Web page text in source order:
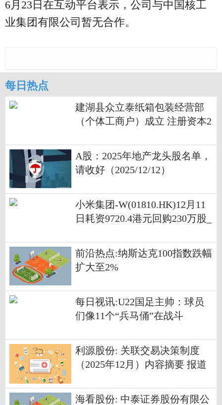
6月23日在互动平台表示，公司与中国核工
业集团有限公司暂无合作。
每日热点
建湖县众立泰纸箱包装经营部
（个体工商户）成立 注册资本2
A股：2025年地产龙头股名单，
请收好（2025/12/12）
小米集团-W(01810.HK)12月11
日耗资9720.4港元回购230万股_
前沿热点:纳斯达克100指数跌幅
扩大至2%
每日视讯:U22国足主帅：球员
们像11个“兵马俑”在战斗
利源股份: 关联交易决策制度
（2025年12月）内容摘要 报道
海看股份: 中泰证券股份有限公